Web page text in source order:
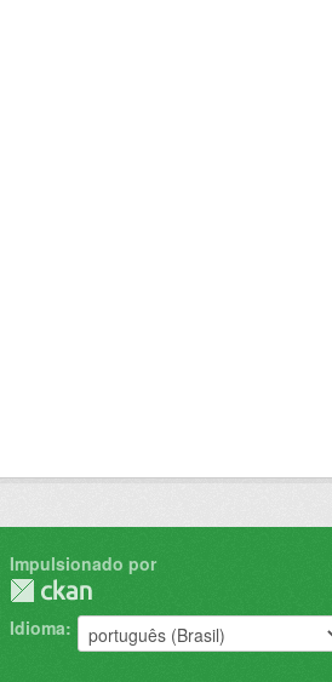
Impulsionado por
Idioma